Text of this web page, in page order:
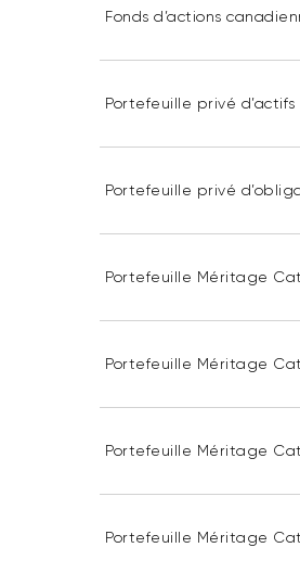
Fonds d’actions
Portefeuille privé d’actifs
Portefeuille privé
Portefeuille Méritage
Portefeuille Méritage
Portefeuille Méritage
Portefeuille Méritage